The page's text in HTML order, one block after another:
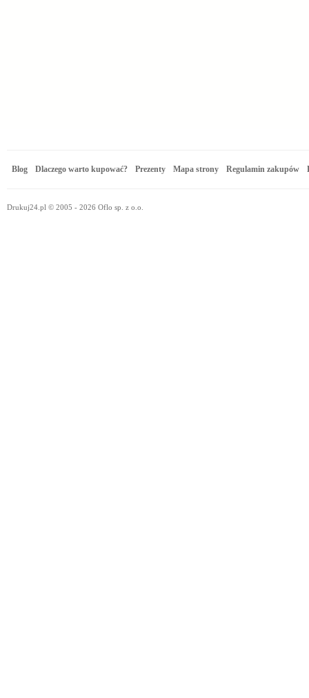
Blog Dlaczego warto kupować? Prezenty Mapa strony Regulamin zakupów
Drukuj24.pl © 2005 - 2026 Oflo sp. z o.o.